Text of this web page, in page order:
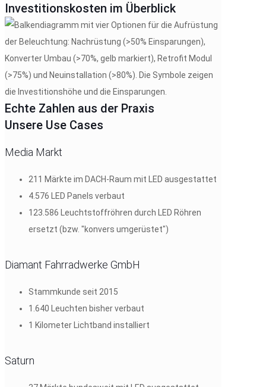
Investitionskosten im Überblick
Echte Zahlen aus der Praxis
Unsere Use Cases
Media Markt
211 Märkte im DACH-Raum mit LED ausgestattet
4.576 LED Panels verbaut
123.586 Leuchtstoffröhren durch LED Röhren
ersetzt (bzw. "konvers umgerüstet")
Diamant Fahrradwerke GmbH
Stammkunde seit 2015
1.640 Leuchten bisher verbaut
1 Kilometer Lichtband installiert
Saturn